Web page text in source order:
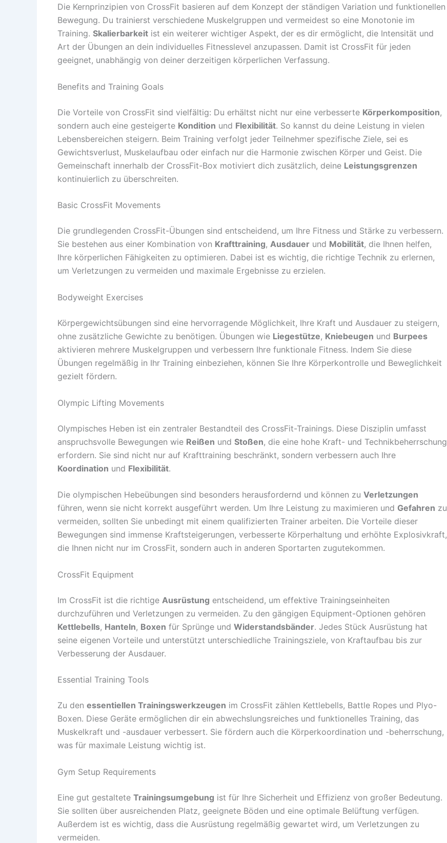
Die Kernprinzipien von CrossFit basieren auf dem Konzept der ständigen Variation und funktionellen
Bewegung. Du trainierst verschiedene Muskelgruppen und vermeidest so eine Monotonie im
Training. Skalierbarkeit ist ein weiterer wichtiger Aspekt, der es dir ermöglicht, die Intensität und
Art der Übungen an dein individuelles Fitnesslevel anzupassen. Damit ist CrossFit für jeden
geeignet, unabhängig von deiner derzeitigen körperlichen Verfassung.
Benefits and Training Goals
Die Vorteile von CrossFit sind vielfältig: Du erhältst nicht nur eine verbesserte Körperkomposition,
sondern auch eine gesteigerte Kondition und Flexibilität. So kannst du deine Leistung in vielen
Lebensbereichen steigern. Beim Training verfolgt jeder Teilnehmer spezifische Ziele, sei es
Gewichtsverlust, Muskelaufbau oder einfach nur die Harmonie zwischen Körper und Geist. Die
Gemeinschaft innerhalb der CrossFit-Box motiviert dich zusätzlich, deine Leistungsgrenzen
kontinuierlich zu überschreiten.
Basic CrossFit Movements
Die grundlegenden CrossFit-Übungen sind entscheidend, um Ihre Fitness und Stärke zu verbessern.
Sie bestehen aus einer Kombination von Krafttraining, Ausdauer und Mobilität, die Ihnen helfen,
Ihre körperlichen Fähigkeiten zu optimieren. Dabei ist es wichtig, die richtige Technik zu erlernen,
um Verletzungen zu vermeiden und maximale Ergebnisse zu erzielen.
Bodyweight Exercises
Körpergewichtsübungen sind eine hervorragende Möglichkeit, Ihre Kraft und Ausdauer zu steigern,
ohne zusätzliche Gewichte zu benötigen. Übungen wie Liegestütze, Kniebeugen und Burpees
aktivieren mehrere Muskelgruppen und verbessern Ihre funktionale Fitness. Indem Sie diese
Übungen regelmäßig in Ihr Training einbeziehen, können Sie Ihre Körperkontrolle und Beweglichkeit
gezielt fördern.
Olympic Lifting Movements
Olympisches Heben ist ein zentraler Bestandteil des CrossFit-Trainings. Diese Disziplin umfasst
anspruchsvolle Bewegungen wie Reißen und Stoßen, die eine hohe Kraft- und Technikbeherrschung
erfordern. Sie sind nicht nur auf Krafttraining beschränkt, sondern verbessern auch Ihre
Koordination und Flexibilität.
Die olympischen Hebeübungen sind besonders herausfordernd und können zu Verletzungen
führen, wenn sie nicht korrekt ausgeführt werden. Um Ihre Leistung zu maximieren und Gefahren zu
vermeiden, sollten Sie unbedingt mit einem qualifizierten Trainer arbeiten. Die Vorteile dieser
Bewegungen sind immense Kraftsteigerungen, verbesserte Körperhaltung und erhöhte Explosivkraft,
die Ihnen nicht nur im CrossFit, sondern auch in anderen Sportarten zugutekommen.
CrossFit Equipment
Im CrossFit ist die richtige Ausrüstung entscheidend, um effektive Trainingseinheiten
durchzuführen und Verletzungen zu vermeiden. Zu den gängigen Equipment-Optionen gehören
Kettlebells, Hanteln, Boxen für Sprünge und Widerstandsbänder. Jedes Stück Ausrüstung hat
seine eigenen Vorteile und unterstützt unterschiedliche Trainingsziele, von Kraftaufbau bis zur
Verbesserung der Ausdauer.
Essential Training Tools
Zu den essentiellen Trainingswerkzeugen im CrossFit zählen Kettlebells, Battle Ropes und Plyo-
Boxen. Diese Geräte ermöglichen dir ein abwechslungsreiches und funktionelles Training, das
Muskelkraft und -ausdauer verbessert. Sie fördern auch die Körperkoordination und -beherrschung,
was für maximale Leistung wichtig ist.
Gym Setup Requirements
Eine gut gestaltete Trainingsumgebung ist für Ihre Sicherheit und Effizienz von großer Bedeutung.
Sie sollten über ausreichenden Platz, geeignete Böden und eine optimale Belüftung verfügen.
Außerdem ist es wichtig, dass die Ausrüstung regelmäßig gewartet wird, um Verletzungen zu
vermeiden.